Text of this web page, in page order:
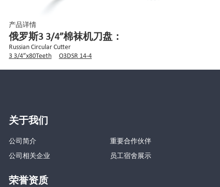
产品详情
俄罗斯3 3/4”棉袜机刀盘：
Russian Circular Cutter
3 3/4”x80Teeth
O3DSR 14-4
关于我们
公司简介
重要合作伙伴
公司相关企业
员工宿舍展示
荣誉资质